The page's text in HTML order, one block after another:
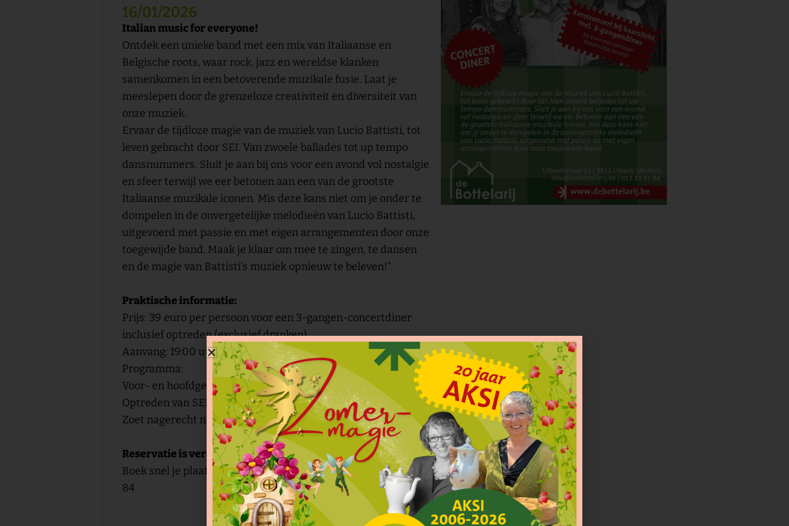
16/01/2026
Italian music for everyone!
Ontdek een unieke band met een mix van Italiaanse en
Belgische roots, waar rock, jazz en wereldse klanken
samenkomen in een betoverende muzikale fusie. Laat je
meeslepen door de grenzeloze creativiteit en diversiteit van
onze muziek.
Ervaar de tijdloze magie van de muziek van Lucio Battisti, tot
leven gebracht door SEI. Van zwoele ballades tot up tempo
dansnummers. Sluit je aan bij ons voor een avond vol nostalgie
en sfeer terwijl we eer betonen aan een van de grootste
Italiaanse muzikale iconen. Mis deze kans niet om je onder te
dompelen in de onvergetelijke melodieën van Lucio Battisti,
uitgevoerd met passie en met eigen arrangementen door onze
toegewijde band. Maak je klaar om mee te zingen, te dansen
en de magie van Battisti’s muziek opnieuw te beleven!”
Praktische informatie:
Prijs: 39 euro per persoon voor een 3-gangen-concertdiner
inclusief optreden (exclusief dranken)
Aanvang: 19:00 uur
Programma:
Voor- en hoofdgerecht vanaf 19:00 uur
Optreden van SEI
Zoet nagerecht na het concert
Reservatie is vereist!
Boek snel je plaatsen opinfo@debottelarij.beof bel 012 21 42
84